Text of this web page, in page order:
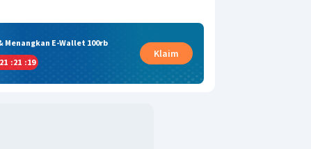
Menangkan E-Wallet 100rb
21 :21 :19
Klaim